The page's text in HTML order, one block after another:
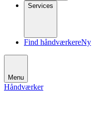
Services
Find håndværkereNy
Menu
Håndværker